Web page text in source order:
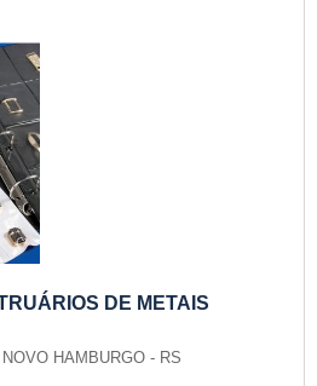
DE METAIS
HAMBURGO - RS